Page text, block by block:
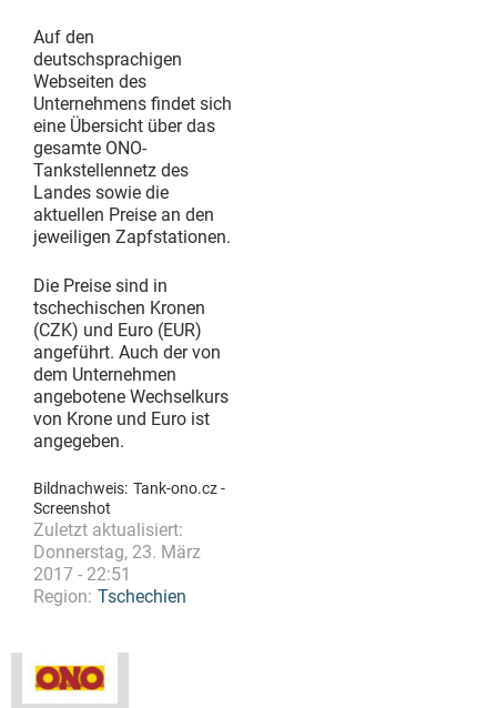
Auf den
deutschsprachigen
Webseiten des
Unternehmens findet sich
eine Übersicht über das
gesamte ONO-
Tankstellennetz des
Landes sowie die
aktuellen Preise an den
jeweiligen Zapfstationen.
Die Preise sind in
tschechischen Kronen
(CZK) und Euro (EUR)
angeführt. Auch der von
dem Unternehmen
angebotene Wechselkurs
von Krone und Euro ist
angegeben.
Bildnachweis: Tank-ono.cz -
Screenshot
Zuletzt aktualisiert:
Donnerstag, 23. März
2017 - 22:51
Region: Tschechien